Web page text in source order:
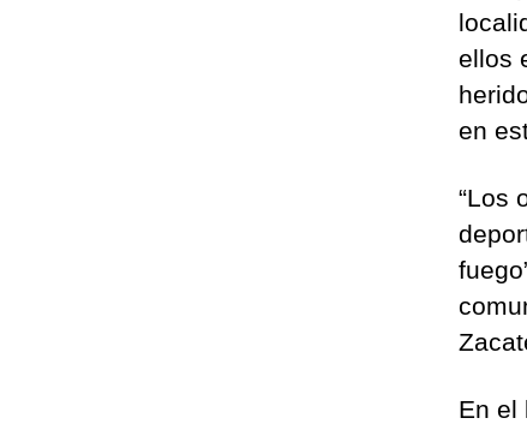
ellos
en
“Los
En el